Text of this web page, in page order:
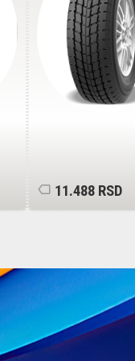
11.488 RSD